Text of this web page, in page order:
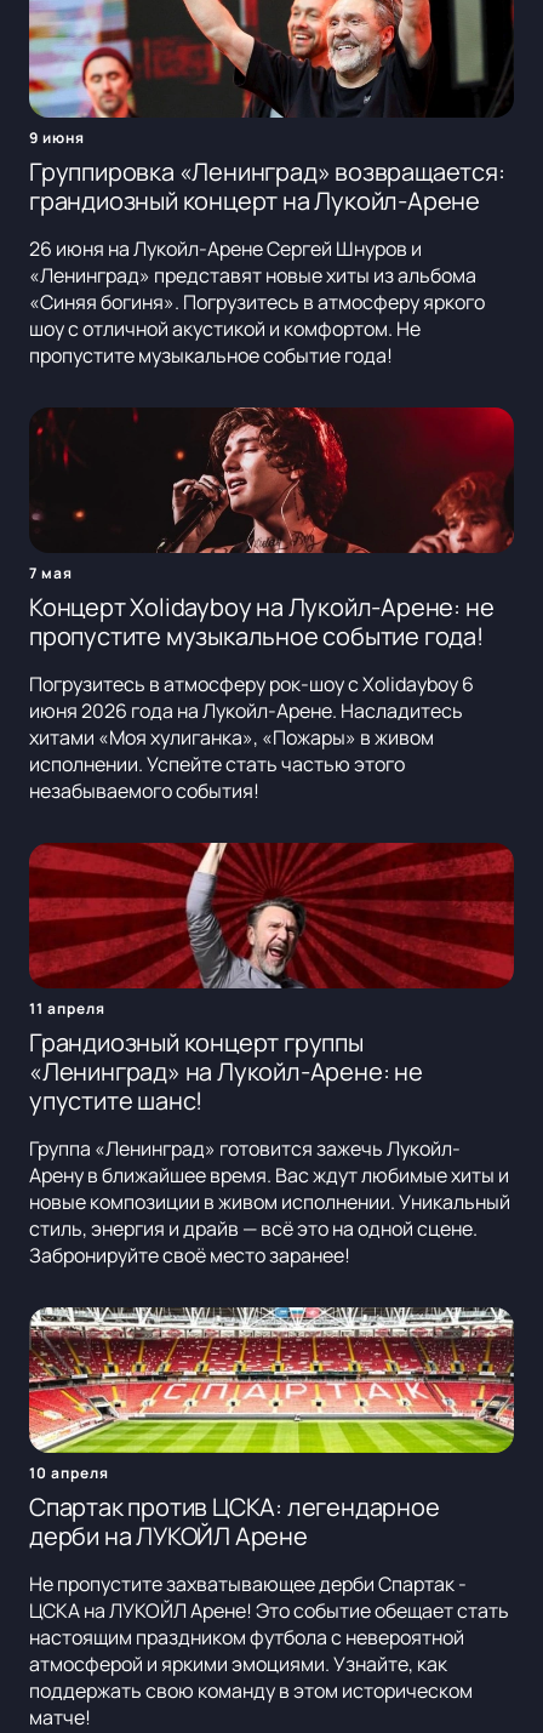
9 июня
Группировка «Ленинград» возвращается:
грандиозный концерт на Лукойл-Арене
26 июня на Лукойл-Арене Сергей Шнуров и
«Ленинград» представят новые хиты из альбома
«Синяя богиня». Погрузитесь в атмосферу яркого
шоу с отличной акустикой и комфортом. Не
пропустите музыкальное событие года!
7 мая
Концерт Xolidayboy на Лукойл-Арене: не
пропустите музыкальное событие года!
Погрузитесь в атмосферу рок-шоу с Xolidayboy 6
июня 2026 года на Лукойл-Арене. Насладитесь
хитами «Моя хулиганка», «Пожары» в живом
исполнении. Успейте стать частью этого
незабываемого события!
11 апреля
Грандиозный концерт группы
«Ленинград» на Лукойл-Арене: не
упустите шанс!
Группа «Ленинград» готовится зажечь Лукойл-
Арену в ближайшее время. Вас ждут любимые хиты и
новые композиции в живом исполнении. Уникальный
стиль, энергия и драйв — всё это на одной сцене.
Забронируйте своё место заранее!
10 апреля
Спартак против ЦСКА: легендарное
дерби на ЛУКОЙЛ Арене
Не пропустите захватывающее дерби Спартак -
ЦСКА на ЛУКОЙЛ Арене! Это событие обещает стать
настоящим праздником футбола с невероятной
атмосферой и яркими эмоциями. Узнайте, как
поддержать свою команду в этом историческом
матче!